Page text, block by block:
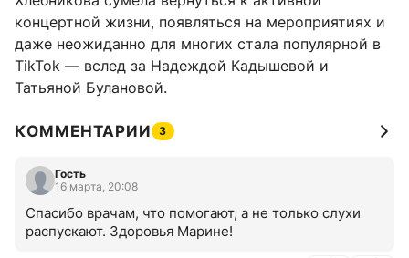
концертной жизни, появляться на мероприятиях и
даже неожиданно для многих стала популярной в
TikTok — вслед за Надеждой Кадышевой и
Татьяной Булановой.
КОММЕНТАРИИ 3
Гость
16 марта, 20:08
Спасибо врачам, что помогают, а не только слухи
распускают. Здоровья Марине!